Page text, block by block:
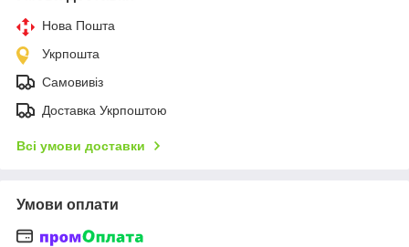
Нова Пошта
Укрпошта
Самовивіз
Доставка Укрпоштою
Всі умови доставки
Умови оплати